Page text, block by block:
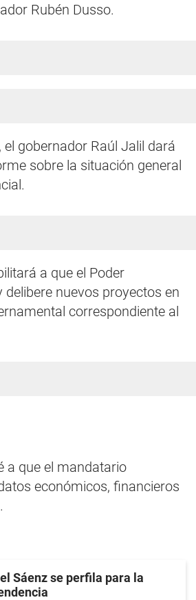
Rubén Dusso.
el gobernador Raúl Jalil dará
sobre la situación general
a que el Poder
delibere nuevos proyectos en
correspondiente al
a que el mandatario
económicos, financieros
Sáenz se perfila para la